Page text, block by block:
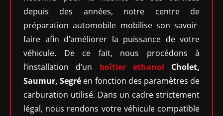
depuis des années, notre centre de
préparation automobile mobilise son savoir-
faire afin d’améliorer la puissance de votre
véhicule. De ce fait, nous procédons à
l’installation d’un boîtier ethanol Cholet,
Saumur, Segré en fonction des paramètres de
carburation utilisé. Dans un cadre strictement
légal, nous rendons votre véhicule compatible